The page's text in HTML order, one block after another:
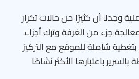
وجدنا أن كثيرًا من حالات تكرار
جزء من الغرفة وترك أجزاء
شاملة للموقع مع التركيز
باعتبارها الأكثر نشاطًا